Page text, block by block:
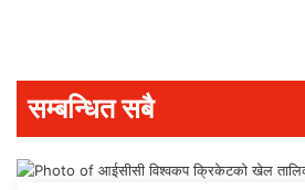
सम्बन्धित सबै